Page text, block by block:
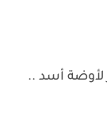
لأوضة أسد ..